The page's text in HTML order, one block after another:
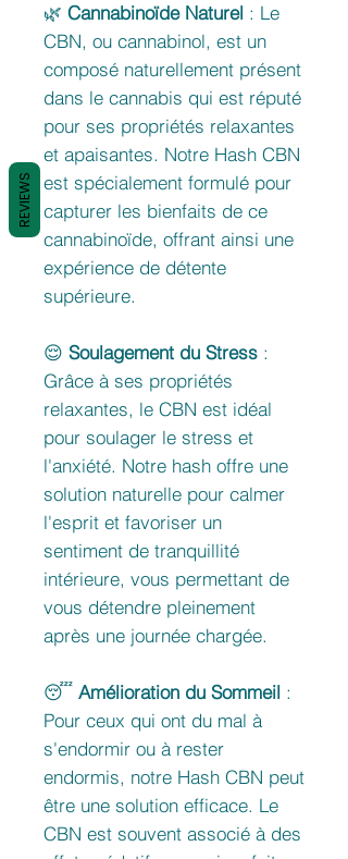
🌿 Cannabinoïde Naturel : Le
CBN, ou cannabinol, est un
composé naturellement présent
dans le cannabis qui est réputé
pour ses propriétés relaxantes
et apaisantes. Notre Hash CBN
est spécialement formulé pour
capturer les bienfaits de ce
cannabinoïde, offrant ainsi une
expérience de détente
supérieure.
😌 Soulagement du Stress :
Grâce à ses propriétés
relaxantes, le CBN est idéal
pour soulager le stress et
l'anxiété. Notre hash offre une
solution naturelle pour calmer
l'esprit et favoriser un
sentiment de tranquillité
intérieure, vous permettant de
vous détendre pleinement
après une journée chargée.
😴 Amélioration du Sommeil :
Pour ceux qui ont du mal à
s'endormir ou à rester
endormis, notre Hash CBN peut
être une solution efficace. Le
CBN est souvent associé à des
REVIEWS